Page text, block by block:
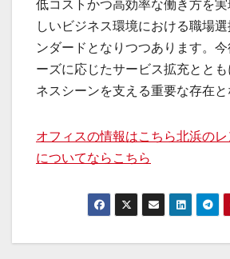
低コストかつ高効率な働き方を
しいビジネス環境における職場
ンダードとなりつつあります。
ーズに応じたサービス拡充とと
ネスシーンを支える重要な存在と
オフィスの情報はこちら北浜の
についてならこちら